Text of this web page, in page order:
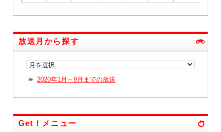
放送月から探す
2020年1月～9月までの放送
Get！メニュー